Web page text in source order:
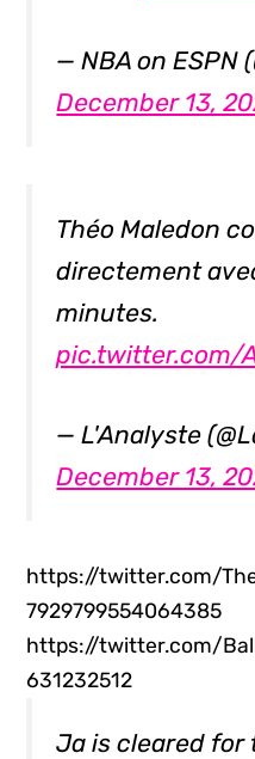
— NBA on ESPN
December 13,
Théo Maledon
directement
minutes.
pic.twitter.com/
— L'Analyste
December 13,
https://twitter.com/
7929799554064385
https://twitter.com/
631232512
Ja is cleared for